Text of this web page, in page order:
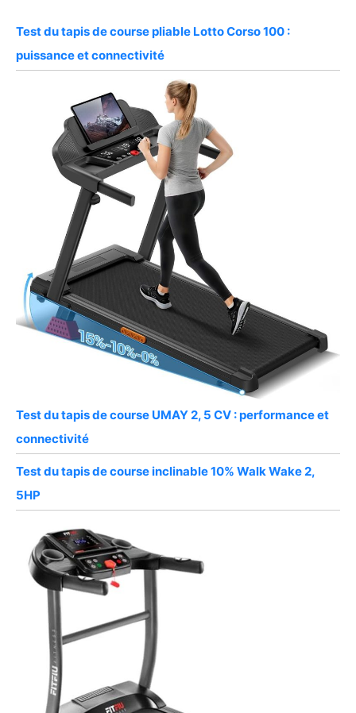
Test du tapis de course pliable Lotto Corso 100 :
puissance et connectivité
Test du tapis de course UMAY 2, 5 CV : performance et
connectivité
Test du tapis de course inclinable 10% Walk Wake 2,
5HP